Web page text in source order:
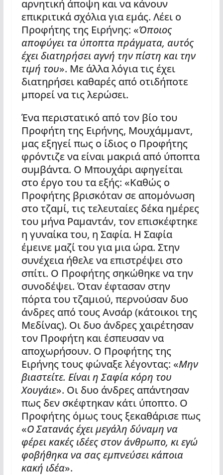
αρνητική άποψη και να κάνουν
επικριτικά σχόλια για εμάς. Λέει ο
Προφήτης της Ειρήνης: «Όποιος
αποφύγει τα ύποπτα πράγματα, αυτός
έχει διατηρήσει αγνή την πίστη και την
τιμή του». Με άλλα λόγια τις έχει
διατηρήσει καθαρές από οτιδήποτε
μπορεί να τις λερώσει.
Ένα περιστατικό από τον βίο του
Προφήτη της Ειρήνης, Μουχάμμαντ,
μας εξηγεί πως ο ίδιος ο Προφήτης
φρόντιζε να είναι μακριά από ύποπτα
συμβάντα. Ο Μπουχάρι αφηγείται
στο έργο του τα εξής: «Καθώς ο
Προφήτης βρισκόταν σε απομόνωση
στο τζαμί, τις τελευταίες δέκα ημέρες
του μήνα Ραμαντάν, τον επισκέφτηκε
η γυναίκα του, η Σαφία. Η Σαφία
έμεινε μαζί του για μια ώρα. Στην
συνέχεια ήθελε να επιστρέψει στο
σπίτι. Ο Προφήτης σηκώθηκε να την
συνοδέψει. Όταν έφτασαν στην
πόρτα του τζαμιού, περνούσαν δυο
άνδρες από τους Ανσάρ (κάτοικοι της
Μεδίνας). Οι δυο άνδρες χαιρέτησαν
τον Προφήτη και έσπευσαν να
αποχωρήσουν. Ο Προφήτης της
Ειρήνης τους φώναξε λέγοντας: «Μην
βιαστείτε. Είναι η Σαφία κόρη του
Χουγάιε». Οι δυο άνδρες απάντησαν
πως δεν σκέφτηκαν κάτι ύποπτο. Ο
Προφήτης όμως τους ξεκαθάρισε πως
«Ο Σατανάς έχει μεγάλη δύναμη να
φέρει κακές ιδέες στον άνθρωπο, κι εγώ
φοβήθηκα να σας εμπνεύσει κάποια
κακή ιδέα».